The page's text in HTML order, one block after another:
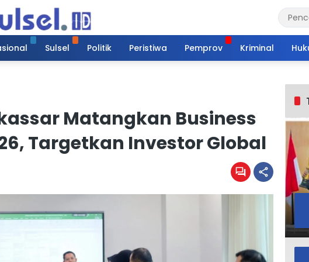
Sulsel Politik Peristiwa Pemprov Kriminal
Matangkan Business
Targetkan Investor Global